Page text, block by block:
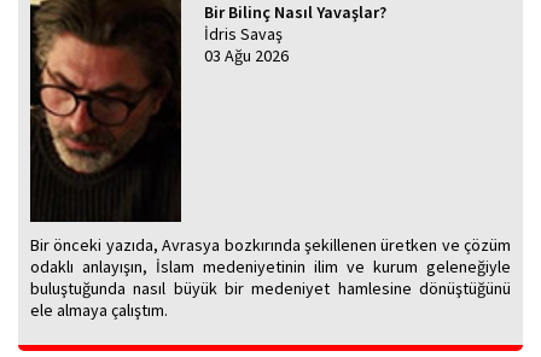
Bir Bilinç Nasıl Yavaşlar?
İdris Savaş
03 Ağu 2026
Bir önceki yazıda, Avrasya bozkırında şekillenen üretken ve çözüm
odaklı anlayışın, İslam medeniyetinin ilim ve kurum geleneğiyle
buluştuğunda nasıl büyük bir medeniyet hamlesine dönüştüğünü
ele almaya çalıştım.